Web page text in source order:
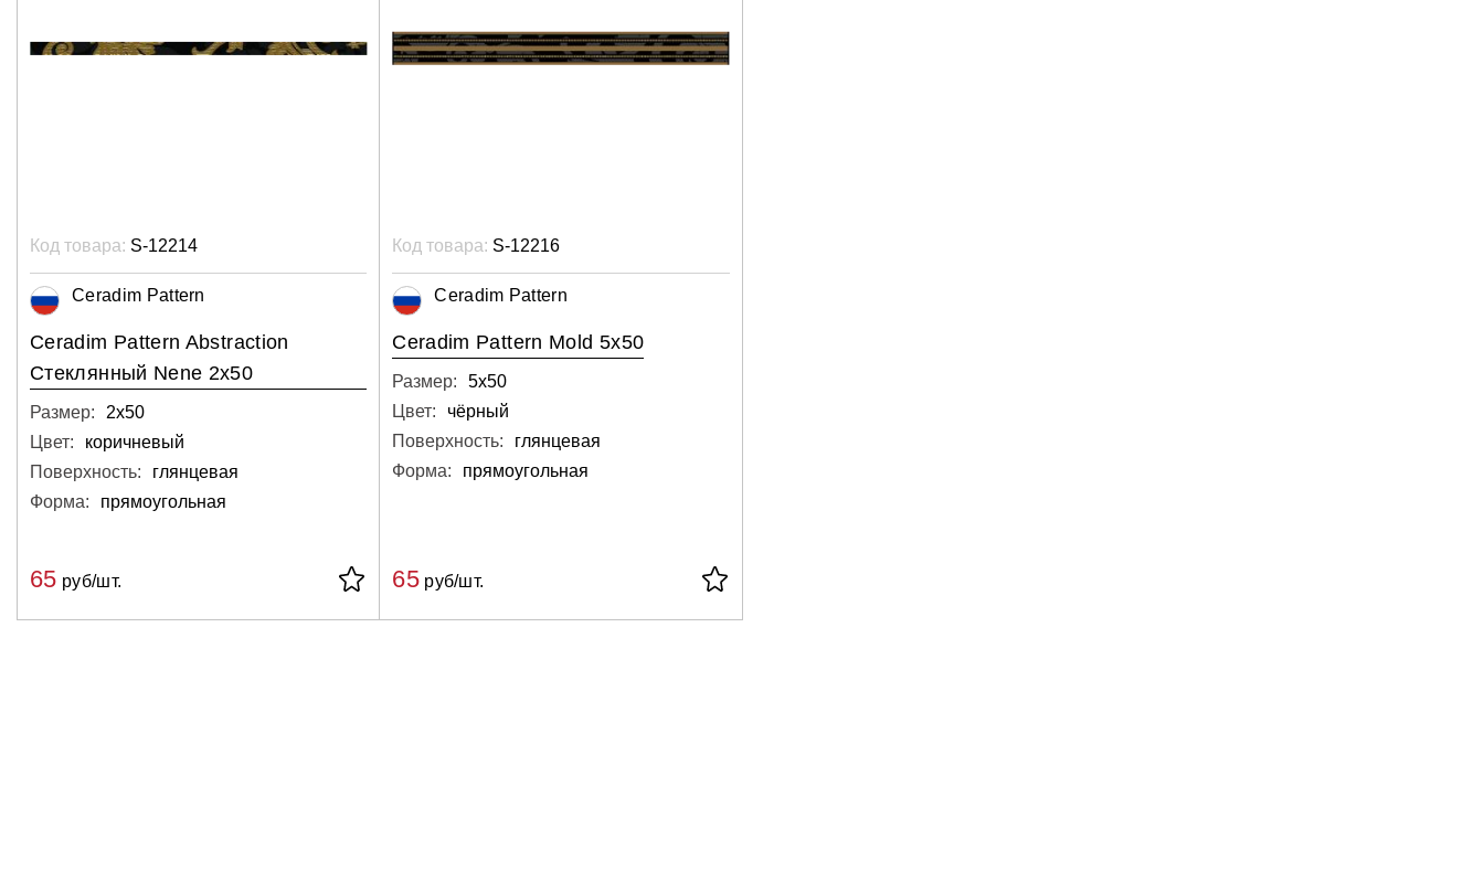
Код товара: S-12214
Ceradim Pattern
Ceradim Pattern Abstraction
Стеклянный Nene 2x50
Размер:
2х50
Цвет:
коричневый
Поверхность:
глянцевая
Форма:
прямоугольная
65 руб/шт.
Код товара: S-12216
Ceradim Pattern
Ceradim Pattern Mold 5x50
Размер:
5х50
Цвет:
чёрный
Поверхность:
глянцевая
Форма:
прямоугольная
65руб/шт.